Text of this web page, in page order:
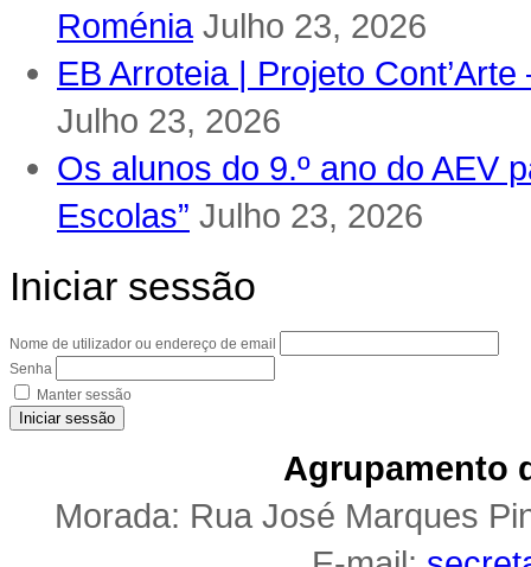
Roménia Julho 23, 2026
EB Arroteia | Projeto
Julho 23, 2026
Os alunos do 9.º ano do AEV
Escolas” Julho 23, 2026
Iniciar sessão
Nome de utilizador ou endereço de email
Senha
Manter sessão
Iniciar sessão
Agrupamento
Morada: Rua José Marques